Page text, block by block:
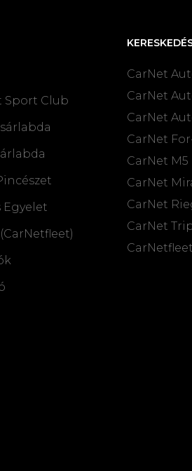
Sport Club
Egyelet
CarNet
CarNet
CarNet
CarNet
CarNet M5
CarNet
CarNet
CarNet
CarNetfleet